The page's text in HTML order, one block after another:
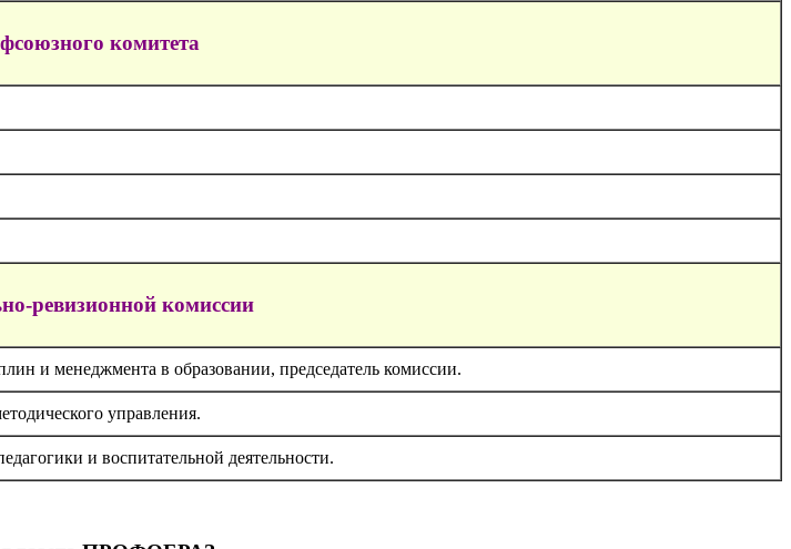
комитета
ревизионной комиссии
и менеджмента в образовании, председатель комиссии.
управления.
и воспитательной деятельности.